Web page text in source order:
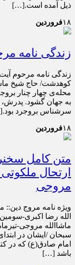
ذیل آمده است.[…]
۱۸فروردین
زندگی نامه
زندگی نامه مرحوم
محله‌ی چهار چنار
به جهان گشود. پدرش،
سرشناس بروجرد
۱۸فروردین
متن کامل
ارتحال
مروجی
ویژه نامه مروج
الله رضا اکبری-
سبحان /ایشان در
باشد […]